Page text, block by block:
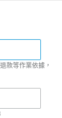
款等作業依據，